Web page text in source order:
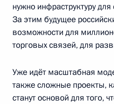
Заседание Комиссии
назначения и
14 декабря 2023 года, 17:30
нужно инфраструктуру
За этим будущее
возможности для
торговых связей, для
Уже идёт масштабная
также сложные проекты,
станут основой для